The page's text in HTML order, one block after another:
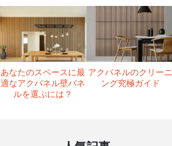
あなたのスペースに最
適なアクパネル壁パネ
ルを選ぶには？
アクパネルのクリーニ
ング究極ガイド